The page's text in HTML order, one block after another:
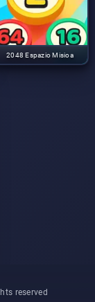
2048 Espazio Misioa
reserved